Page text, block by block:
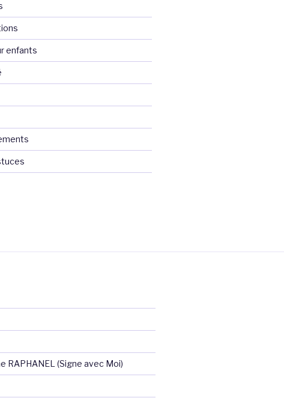
enfants
RAPHANEL (Signe avec Moi)